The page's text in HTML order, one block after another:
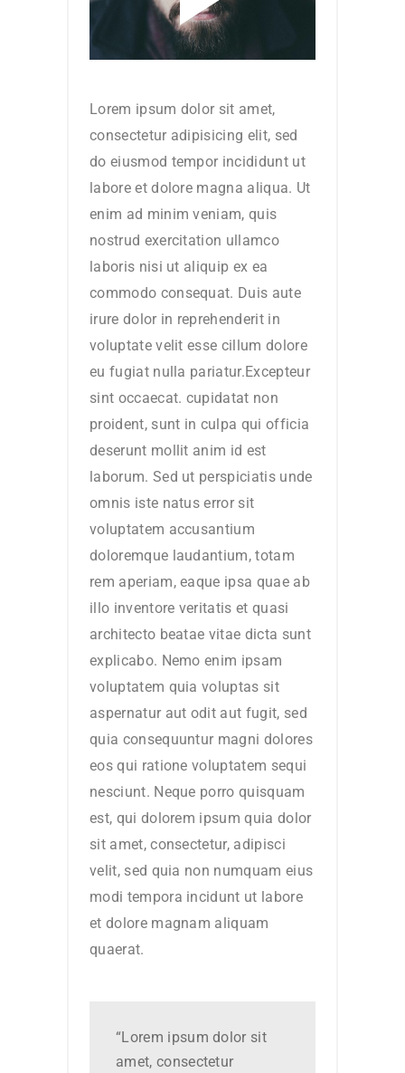
Lorem ipsum dolor sit amet,
consectetur adipisicing elit, sed
do eiusmod tempor incididunt ut
labore et dolore magna aliqua. Ut
enim ad minim veniam, quis
nostrud exercitation ullamco
laboris nisi ut aliquip ex ea
commodo consequat. Duis aute
irure dolor in reprehenderit in
voluptate velit esse cillum dolore
eu fugiat nulla pariatur.Excepteur
sint occaecat. cupidatat non
proident, sunt in culpa qui officia
deserunt mollit anim id est
laborum. Sed ut perspiciatis unde
omnis iste natus error sit
voluptatem accusantium
doloremque laudantium, totam
rem aperiam, eaque ipsa quae ab
illo inventore veritatis et quasi
architecto beatae vitae dicta sunt
explicabo. Nemo enim ipsam
voluptatem quia voluptas sit
aspernatur aut odit aut fugit, sed
quia consequuntur magni dolores
eos qui ratione voluptatem sequi
nesciunt. Neque porro quisquam
est, qui dolorem ipsum quia dolor
sit amet, consectetur, adipisci
velit, sed quia non numquam eius
modi tempora incidunt ut labore
et dolore magnam aliquam
quaerat.
“Lorem ipsum dolor sit
amet, consectetur